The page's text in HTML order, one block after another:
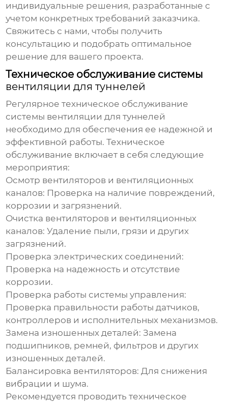
индивидуальные решения, разработанные с
учетом конкретных требований заказчика.
Свяжитесь с нами, чтобы получить
консультацию и подобрать оптимальное
решение для вашего проекта.
Техническое обслуживание системы
вентиляции для туннелей
Регулярное техническое обслуживание
системы вентиляции для туннелей
необходимо для обеспечения ее надежной и
эффективной работы. Техническое
обслуживание включает в себя следующие
мероприятия:
Осмотр вентиляторов и вентиляционных
каналов: Проверка на наличие повреждений,
коррозии и загрязнений.
Очистка вентиляторов и вентиляционных
каналов: Удаление пыли, грязи и других
загрязнений.
Проверка электрических соединений:
Проверка на надежность и отсутствие
коррозии.
Проверка работы системы управления:
Проверка правильности работы датчиков,
контроллеров и исполнительных механизмов.
Замена изношенных деталей: Замена
подшипников, ремней, фильтров и других
изношенных деталей.
Балансировка вентиляторов: Для снижения
вибрации и шума.
Рекомендуется проводить техническое